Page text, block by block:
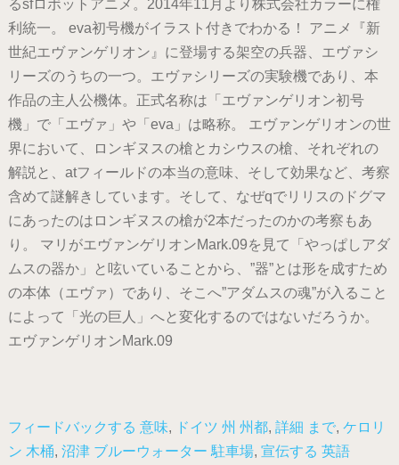
るsfロボットアニメ。2014年11月より株式会社カラーに権
利統一。 eva初号機がイラスト付きでわかる！ アニメ『新
世紀エヴァンゲリオン』に登場する架空の兵器、エヴァシ
リーズのうちの一つ。エヴァシリーズの実験機であり、本
作品の主人公機体。正式名称は「エヴァンゲリオン初号
機」で「エヴァ」や「eva」は略称。 エヴァンゲリオンの世
界において、ロンギヌスの槍とカシウスの槍、それぞれの
解説と、atフィールドの本当の意味、そして効果など、考察
含めて謎解きしています。そして、なぜqでリリスのドグマ
にあったのはロンギヌスの槍が2本だったのかの考察もあ
り。 マリがエヴァンゲリオンMark.09を見て「やっぱしアダ
ムスの器か」と呟いていることから、”器”とは形を成すため
の本体（エヴァ）であり、そこへ”アダムスの魂”が入ること
によって「光の巨人」へと変化するのではないだろうか。
エヴァンゲリオンMark.09
フィードバックする 意味, ドイツ 州 州都, 詳細 まで, ケロリ
ン 木桶, 沼津 ブルーウォーター 駐車場, 宣伝する 英語